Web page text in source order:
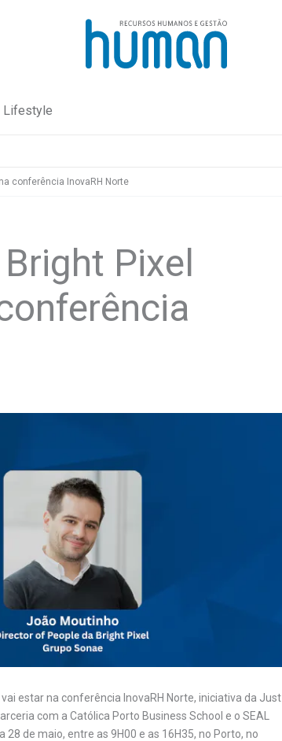
Lifestyle
conferência InovaRH Norte
Pixel
estar na conferência InovaRH Norte, iniciativa da Just
com a Católica Porto Business School e o SEAL
de maio, entre as 9H00 e as 16H35, no Porto, no